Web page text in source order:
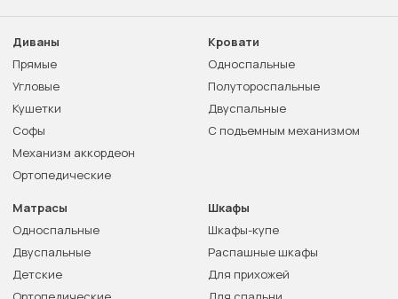
Диваны
Прямые
Угловые
Кушетки
Софы
Механизм аккордеон
Ортопедические
Кровати
Односпальные
Полутороспальные
Двуспальные
С подъемным механизмом
Матрасы
Односпальные
Двуспальные
Детские
Шкафы
Шкафы-купе
Распашные шкафы
Для прихожей